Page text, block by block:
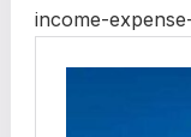
income-